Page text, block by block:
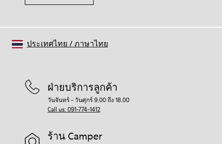
ฝ่ายบริการลูกค้า
วันจันทร์ - วันศุกร์ 9.00 ถึง 18.00
Call us: 091-774-1412
ร้าน Camper
ประเทศไทย /ภาษาไทย